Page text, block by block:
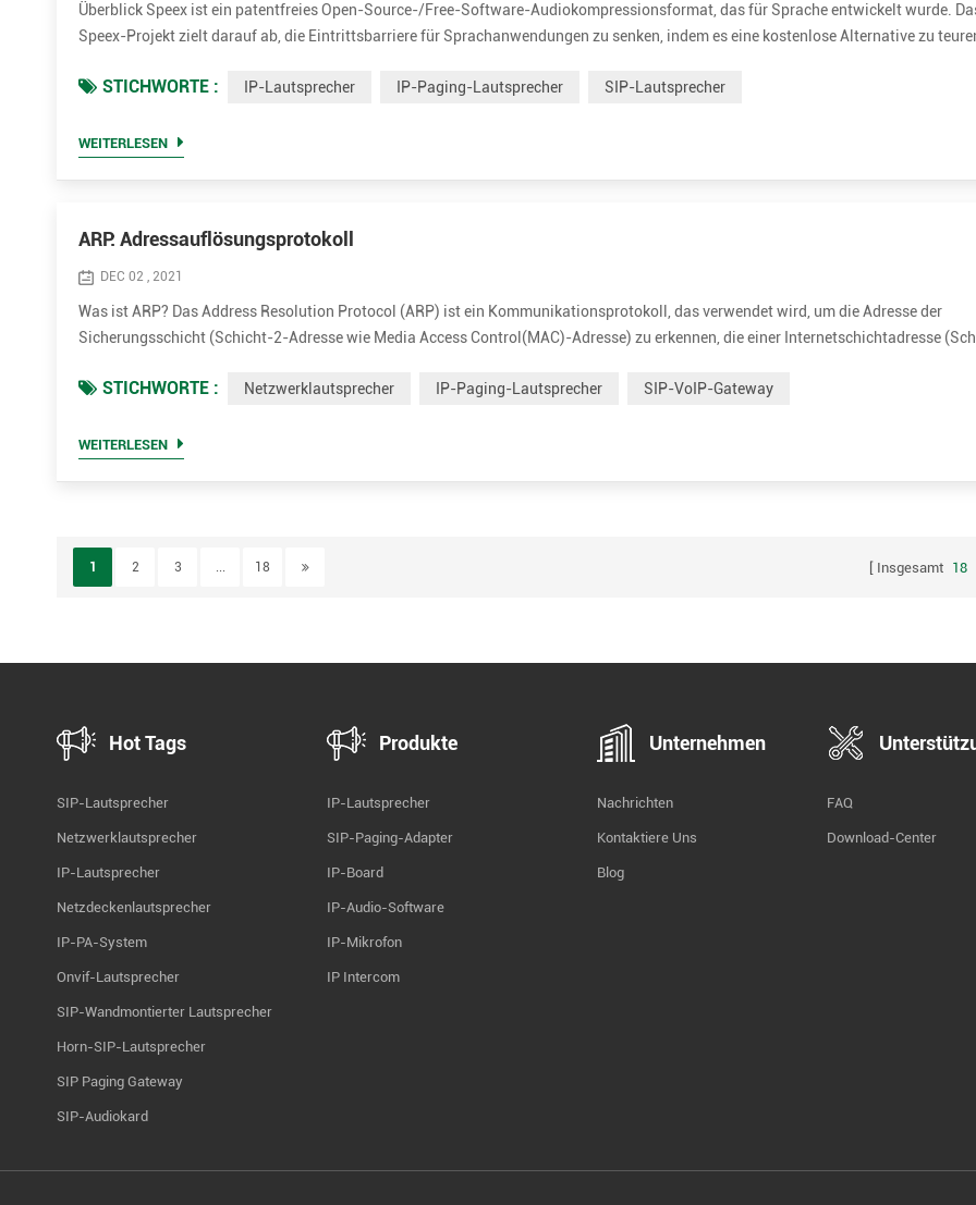
Überblick Speex ist ein patentfreies Open-Source-/Free-Software-Audiokompressionsformat, das für Sprache entwickelt wurde.
Speex-Projekt zielt darauf ab, die Eintrittsbarriere für Sprachanwendungen zu senken, indem es eine kostenlose Alternative zu
in den ...
STICHWORTE : IP-Lautsprecher IP-Paging-Lautsprecher SIP-Lautsprecher
WEITERLESEN
ARP: Adressauflösungsprotokoll
DEC 02 , 2021
Was ist ARP? Das Address Resolution Protocol (ARP) ist ein Kommunikationsprotokoll, das verwendet wird, um die Adresse der
Sicherungsschicht (Schicht-2-Adresse wie Media Access Control(MAC)-Adresse) zu erkennen, die einer Internetschichtadresse
Anforderungs-Antwort-Pr...
STICHWORTE : Netzwerklautsprecher IP-Paging-Lautsprecher SIP-VoIP-Gateway
WEITERLESEN
1 2 3 ... 18 Insgesamt 18
Hot Tags
SIP-Lautsprecher
Netzwerklautsprecher
IP-Lautsprecher
Netzdeckenlautsprecher
IP-PA-System
Onvif-Lautsprecher
SIP-Wandmontierter Lautsprecher
Horn-SIP-Lautsprecher
SIP Paging Gateway
SIP-Audiokard
Produkte
IP-Lautsprecher
SIP-Paging-Adapter
IP-Board
IP-Audio-Software
IP-Mikrofon
IP Intercom
Unternehmen
Nachrichten
Kontaktiere Uns
Blog
FAQ
Download-Center